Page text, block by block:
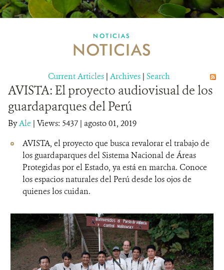
MECANISMO DE ATENCIÓN DE QUEJAS Y RECLAMOS
DONA
NOTICIAS
NOTICIAS
Current Articles | Archives | Search
AVISTA: El proyecto audiovisual de los
guardaparques del Perú
ByAle | Views: 5437 | agosto 01, 2019
AVISTA, el proyecto que busca revalorar el trabajo de
los guardaparques del Sistema Nacional de Áreas
Protegidas por el Estado, ya está en marcha. Conoce
los espacios naturales del Perú desde los ojos de
quienes los cuidan.